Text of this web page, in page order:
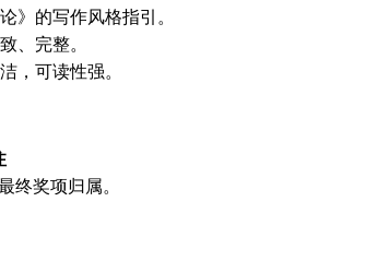
》的写作风格指引。
、完整。
，可读性强。
终奖项归属。